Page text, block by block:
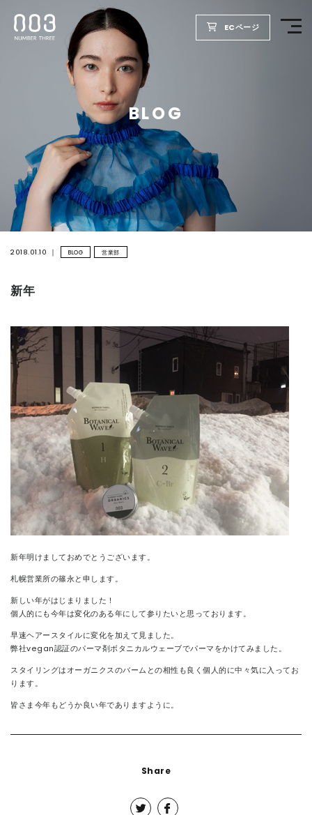
ECページ
BLOG
2018.01.10 BLOG 営業部
新年
新年明けましておめでとうございます。
札幌営業所の篠永と申します。
新しい年がはじまりました！
個人的にも今年は変化のある年にして参りたいと思っております。
早速ヘアースタイルに変化を加えて見ました。
弊社vegan認証のパーマ剤ボタニカルウェーブでパーマをかけてみました。
スタイリングはオーガニクスのバームとの相性も良く個人的に中々気に入ってお
ります。
皆さま今年もどうか良い年でありますように。
Share
TOP
PRODUCTS
WELLBEING REPORT
FOR SALON
CONTACT